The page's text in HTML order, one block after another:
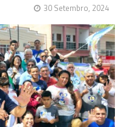
30 Setembro, 2024